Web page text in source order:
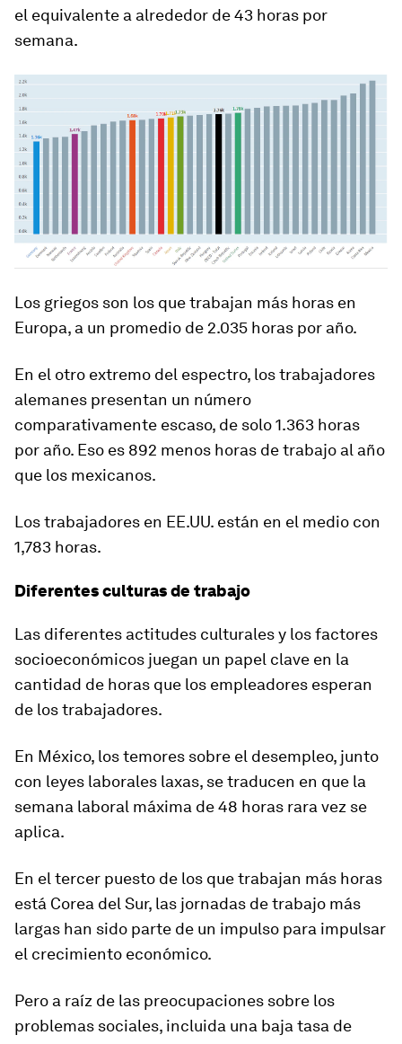
el equivalente a alrededor de 43 horas por
semana.
Los griegos son los que trabajan más horas en
Europa, a un promedio de 2.035 horas por año.
En el otro extremo del espectro, los trabajadores
alemanes presentan un número
comparativamente escaso, de solo 1.363 horas
por año. Eso es 892 menos horas de trabajo al año
que los mexicanos.
Los trabajadores en EE.UU. están en el medio con
1,783 horas.
Diferentes culturas de trabajo
Las diferentes actitudes culturales y los factores
socioeconómicos juegan un papel clave en la
cantidad de horas que los empleadores esperan
de los trabajadores.
En México, los temores sobre el desempleo, junto
con leyes laborales laxas, se traducen en que la
semana laboral máxima de 48 horas rara vez se
aplica.
En el tercer puesto de los que trabajan más horas
está Corea del Sur, las jornadas de trabajo más
largas han sido parte de un impulso para impulsar
el crecimiento económico.
Pero a raíz de las preocupaciones sobre los
problemas sociales, incluida una baja tasa de